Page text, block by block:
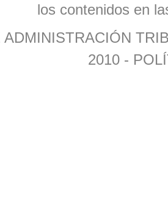
los contenidos en
2010 -